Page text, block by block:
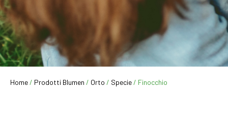
Home / Prodotti Blumen / Orto / Specie / Finocchio